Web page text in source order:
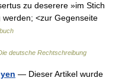
zu deserere »im Stich
<zur Gegenseite
deutsche Rechtschreibung
— Dieser Artikel wurde